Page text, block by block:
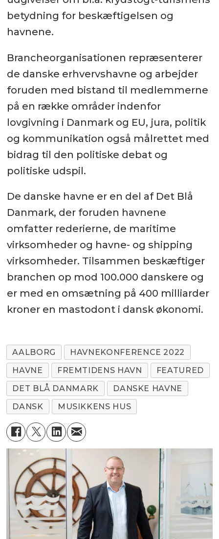
betydning for beskæftigelsen og
havnene.
Brancheorganisationen repræsenterer
de danske erhvervshavne og arbejder
foruden med bistand til medlemmerne
på en række områder indenfor
lovgivning i Danmark og EU, jura, politik
og kommunikation også målrettet med
bidrag til den politiske debat og
politiske udspil.
De danske havne er en del af Det Blå
Danmark, der foruden havnene
omfatter rederierne, de maritime
virksomheder og havne- og shipping
virksomheder. Tilsammen beskæftiger
branchen op mod 100.000 danskere og
er med en omsætning på 400 milliarder
kroner en mastodont i dansk økonomi.
AALBORG
HAVNEKONFERENCE 2022
HAVNE
FREMTIDENS HAVN
FEATURED
DET BLÅ DANMARK
DANSKE HAVNE
DANSK
MUSIKKENS HUS